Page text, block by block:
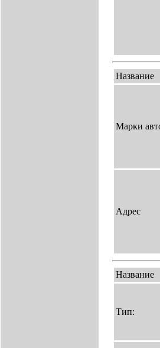
Название
Марки
Адрес
Название
Тип: